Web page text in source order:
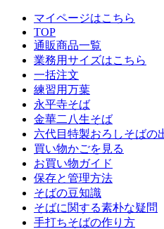
マイページはこちら
TOP
通販商品一覧
業務用サイズはこちら
一括注文
練習用万葉
永平寺そば
金華二八生そば
六代目特製おろしそばの
買い物かごを見る
お買い物ガイド
保存と管理方法
そばの豆知識
そばに関する素朴な疑問
手打ちそばの作り方